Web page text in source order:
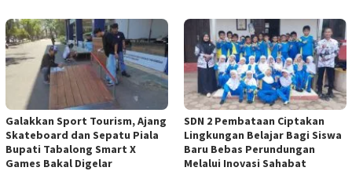
Galakkan Sport Tourism, Ajang
Skateboard dan Sepatu Piala
Bupati Tabalong Smart X
Games Bakal Digelar
SDN 2 Pembataan Ciptakan
Lingkungan Belajar Bagi Siswa
Baru Bebas Perundungan
Melalui Inovasi Sahabat